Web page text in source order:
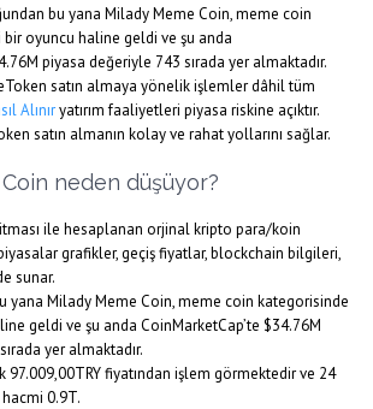
bu yana Milady Meme Coin, meme coin
oyuncu haline geldi ve şu anda
piyasa değeriyle 743 sırada yer almaktadır.
satın almaya yönelik işlemler dâhil tüm
Alınıryatırım faaliyetleri piyasa riskine açıktır.
satın almanın kolay ve rahat yollarını sağlar.
neden düşüyor?
ile hesaplanan orjinal kripto para/koin
grafikler, geçiş fiyatlar, blockchain bilgileri,
sunar.
yana Milady Meme Coin, meme coin kategorisinde
geldi ve şu anda CoinMarketCap’te $34.76M
yer almaktadır.
97.009,00TRY fiyatından işlem görmektedir ve 24
0.9T.